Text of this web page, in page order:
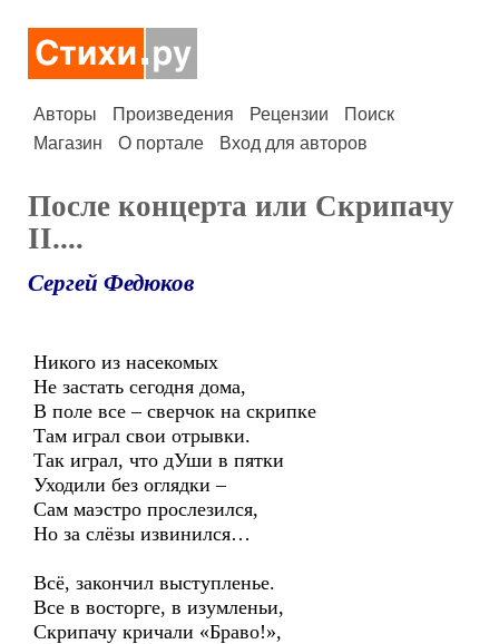
Авторы Произведения Рецензии
Поиск
Магазин
О портале Вход для авторов
После концерта или Скрипачу
II....
Сергей Федюков
Никого из насекомых
Не застать сегодня дома,
В поле все – сверчок на скрипке
Там играл свои отрывки.
Так играл, что дУши в пятки
Уходили без оглядки –
Сам маэстро прослезился,
Но за слёзы извинился…
Всё, закончил выступленье.
Все в восторге, в изумленьи,
Скрипачу кричали «Браво!»,